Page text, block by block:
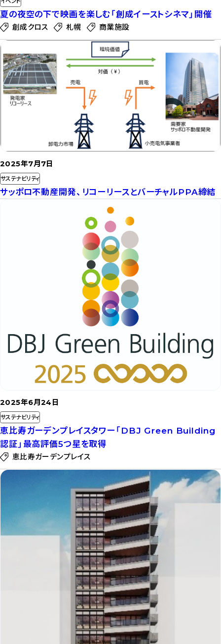
夏の夜空の下で映画を楽しむ「創成イーストシネマ」開催
創成クロス 札幌 商業施設
を
読
む
サッポロ不動産開発、リコーリースとバーチャルPPA締結
2025年7月7日
サステナビリティ
恵比寿ガーデンプレイスタワー「DBJ Green Building
認証」最高評価5つ星を取得
2025年6月24日
サステナビリティ
恵比寿ガーデンプレイス
記
を